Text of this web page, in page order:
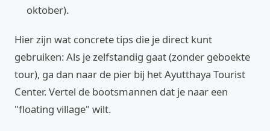
oktober).
Hier zijn wat concrete tips die je direct kunt
gebruiken: Als je zelfstandig gaat (zonder geboekte
tour), ga dan naar de pier bij het Ayutthaya Tourist
Center. Vertel de bootsmannen dat je naar een
"floating village" wilt.